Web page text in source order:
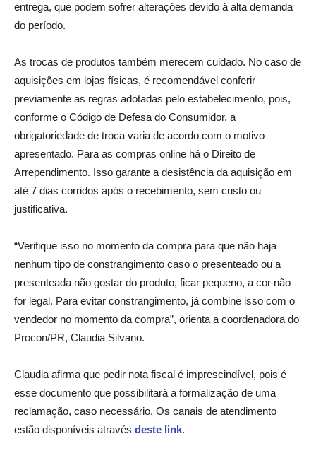
entrega, que podem sofrer alterações devido à alta demanda
do período.
As trocas de produtos também merecem cuidado. No caso de
aquisições em lojas físicas, é recomendável conferir
previamente as regras adotadas pelo estabelecimento, pois,
conforme o Código de Defesa do Consumidor, a
obrigatoriedade de troca varia de acordo com o motivo
apresentado. Para as compras online há o Direito de
Arrependimento. Isso garante a desistência da aquisição em
até 7 dias corridos após o recebimento, sem custo ou
justificativa.
“Verifique isso no momento da compra para que não haja
nenhum tipo de constrangimento caso o presenteado ou a
presenteada não gostar do produto, ficar pequeno, a cor não
for legal. Para evitar constrangimento, já combine isso com o
vendedor no momento da compra”, orienta a coordenadora do
Procon/PR, Claudia Silvano.
Claudia afirma que pedir nota fiscal é imprescindível, pois é
esse documento que possibilitará a formalização de uma
reclamação, caso necessário. Os canais de atendimento
estão disponíveis através deste link.